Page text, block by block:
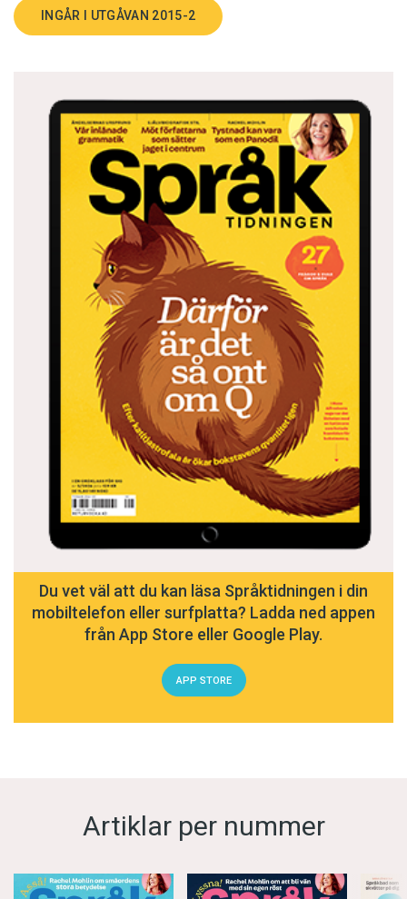
INGÅR I UTGÅVAN 2015-2
Du vet väl att du kan läsa Språktidningen i din
mobiltelefon eller surfplatta? Ladda ned appen
från App Store eller Google Play.
APP STORE
Artiklar per nummer